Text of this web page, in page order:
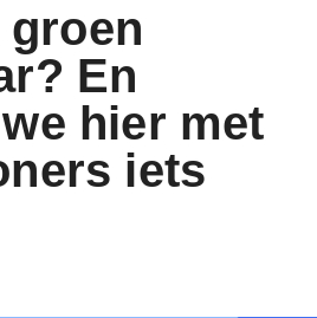
groen
En
hier met
iets